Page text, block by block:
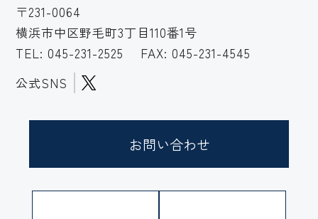
〒231-0064
横浜市中区野毛町3丁目110番1号
TEL: 045-231-2525
FAX: 045-231-4545
公式SNS
お問い合わせ